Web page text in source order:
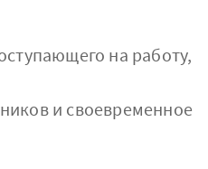
на работу,
и своевременное